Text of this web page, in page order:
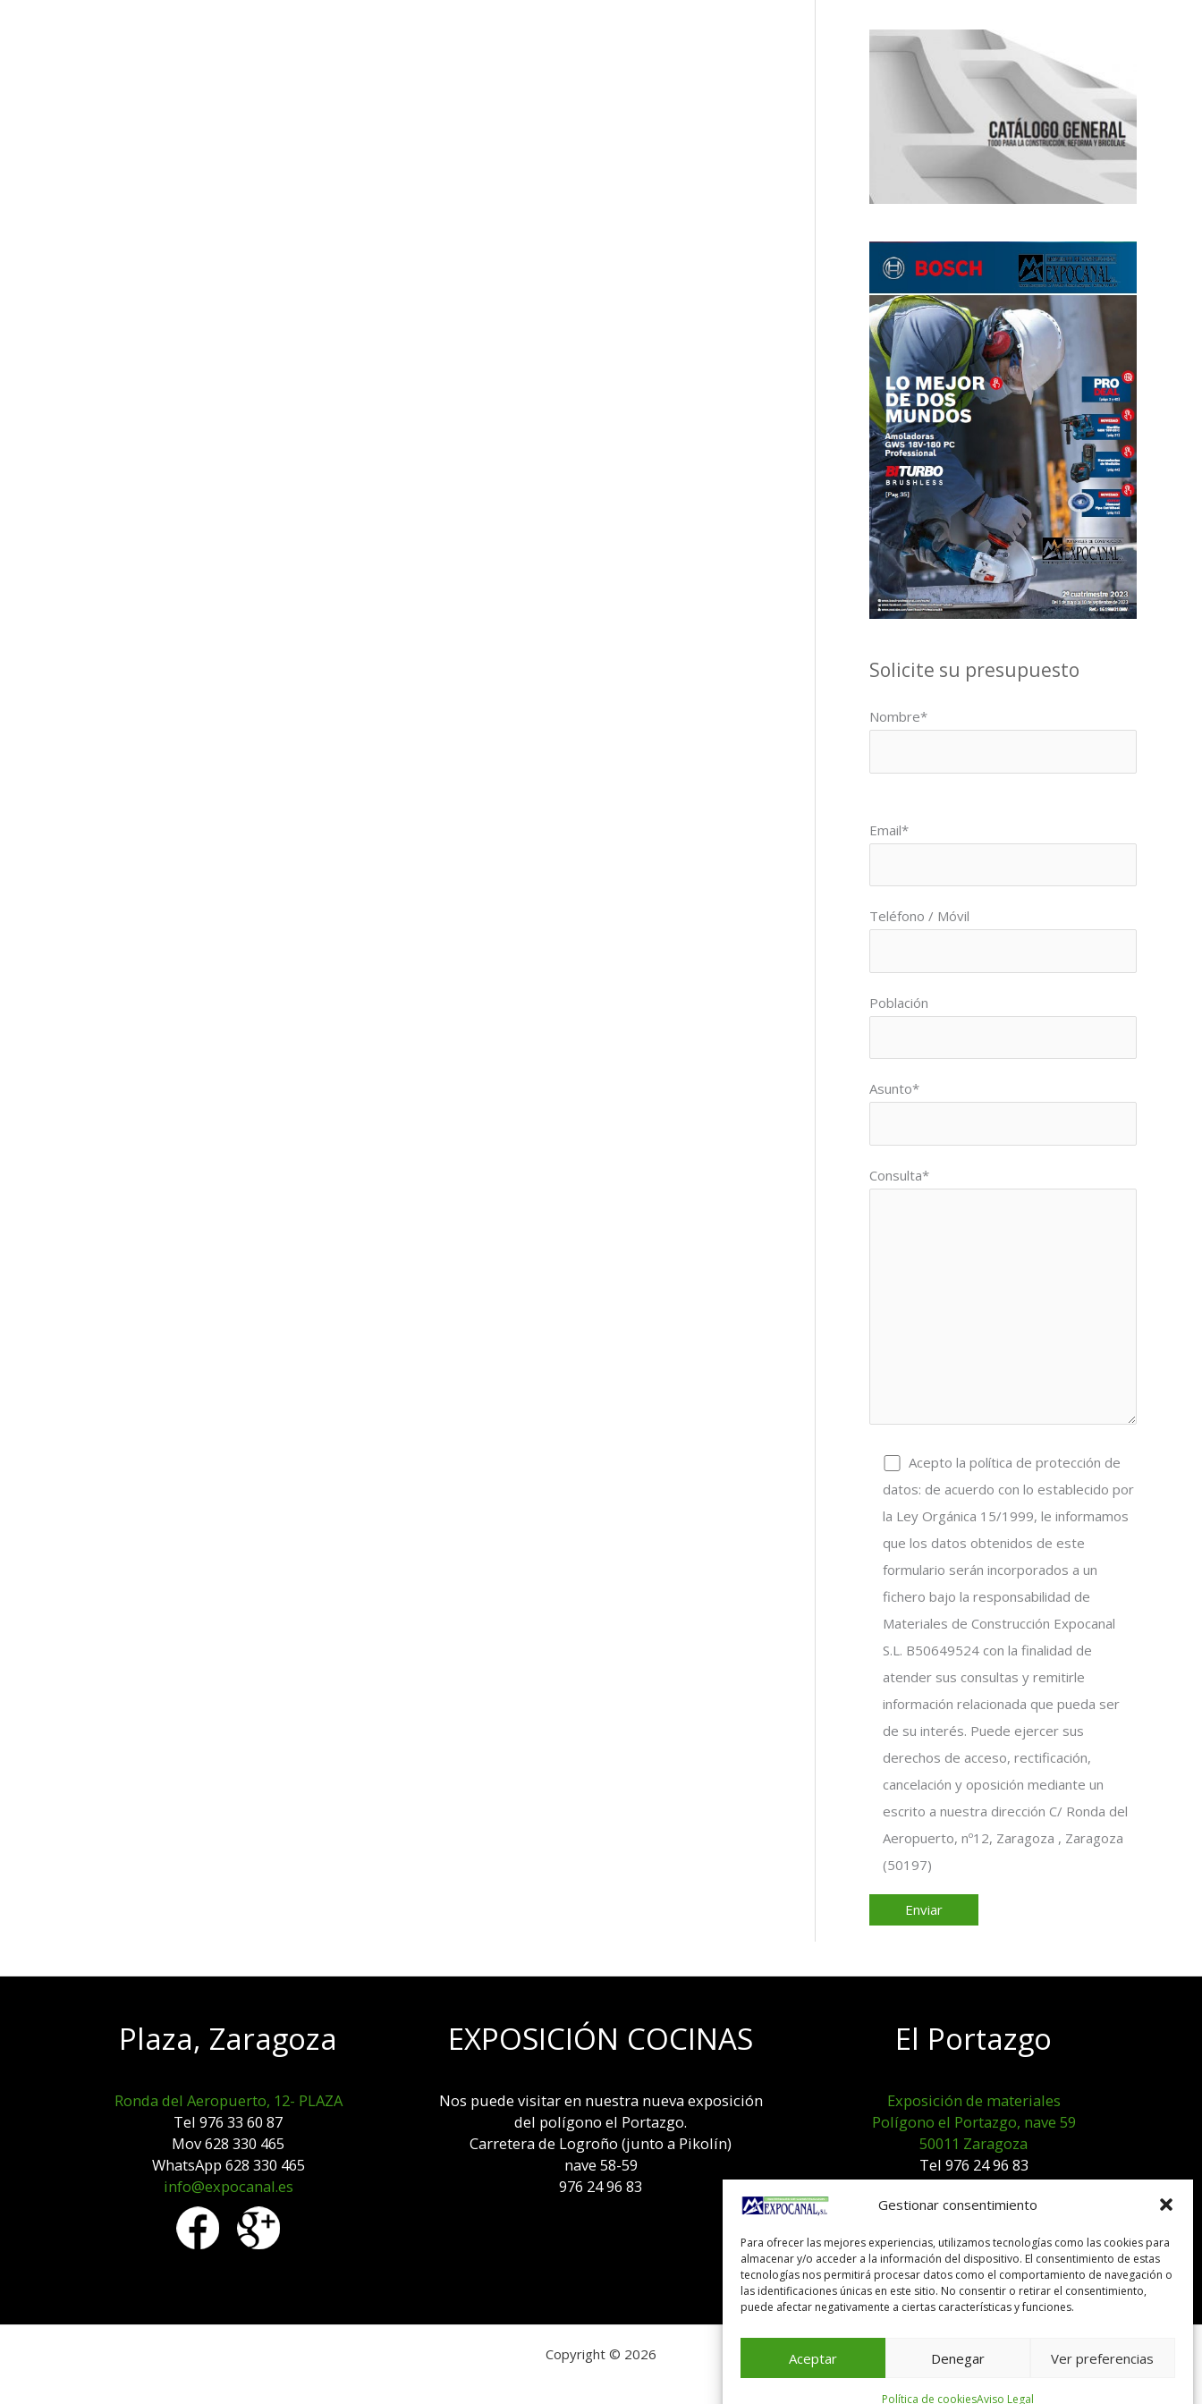
Gestionar consentimiento
Para ofrecer las mejores experiencias, utilizamos tecnologías como las cookies para
almacenar y/o acceder a la información del dispositivo. El consentimiento de estas
tecnologías nos permitirá procesar datos como el comportamiento de navegación o
las identificaciones únicas en este sitio. No consentir o retirar el consentimiento,
puede afectar negativamente a ciertas características y funciones.
Aceptar Denegar Ver preferencias
Política de cookiesAviso Legal
Solicite su presupuesto
Nombre*
Email*
Teléfono / Móvil
Población
Asunto*
Consulta*
Acepto la política de protección de
datos: de acuerdo con lo establecido por
la Ley Orgánica 15/1999, le informamos
que los datos obtenidos de este
formulario serán incorporados a un
fichero bajo la responsabilidad de
Materiales de Construcción Expocanal
S.L. B50649524 con la finalidad de
atender sus consultas y remitirle
información relacionada que pueda ser
de su interés. Puede ejercer sus
derechos de acceso, rectificación,
cancelación y oposición mediante un
escrito a nuestra dirección C/ Ronda del
Aeropuerto, nº12, Zaragoza , Zaragoza
(50197)
Plaza, Zaragoza
Ronda del Aeropuerto, 12- PLAZA
Tel 976 33 60 87
Mov 628 330 465
WhatsApp 628 330 465
info@expocanal.es
EXPOSICIÓN COCINAS
Nos puede visitar en nuestra nueva exposición
del polígono el Portazgo.
Carretera de Logroño (junto a Pikolín)
nave 58-59
976 24 96 83
El Portazgo
Exposición de materiales
Polígono el Portazgo, nave 59
50011 Zaragoza
Tel 976 24 96 83
exposicion@expocanal.es
Aviso Legal
Política de cookies
Copyright © 2026